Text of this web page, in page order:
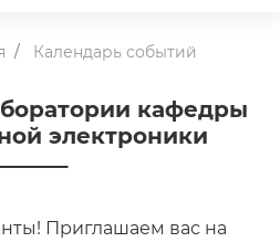
Календарь событий
кафедры
электроники
Приглашаем вас на